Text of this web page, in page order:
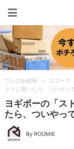
ウレぴあ総研 > コマース
スクに置いたら、ついやっ
ヨギボーの「ス
たら、ついやっ
By ROOMIE